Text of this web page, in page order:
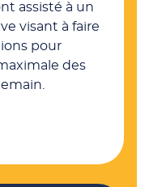
assisté à un
visant à faire
pour
des